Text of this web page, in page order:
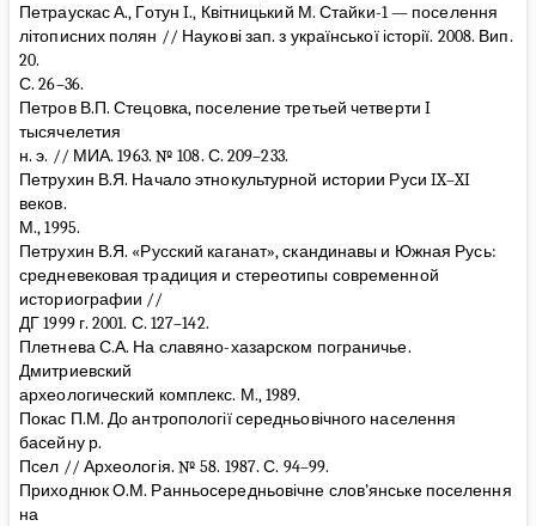
Петраускас А., Готун I., Квітницький М. Стайки-1 — поселення
літописних полян // Наукові зап. з української історії. 2008. Вип.
20.
С. 26–36.
Петров В.П. Стецовка, поселение третьей четверти I
тысячелетия
н. э. // МИА. 1963. № 108. С. 209–233.
Петрухин В.Я. Начало этнокультурной истории Руси IX–XI
веков.
М., 1995.
Петрухин В.Я. «Русский каганат», скандинавы и Южная Русь:
средневековая традиция и стереотипы современной
историографии //
ДГ 1999 г. 2001. С. 127–142.
Плетнева С.А. На славяно-хазарском пограничье.
Дмитриевский
археологический комплекс. М., 1989.
Покас П.М. До антропології середньовічного населення
басейну р.
Псел // Археологія. № 58. 1987. С. 94–99.
Приходнюк О.М. Ранньосередньовічне слов’янське поселення
на